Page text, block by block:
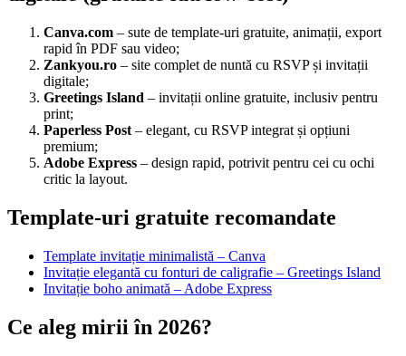
Simona Preda Event Planner
București
AKD Creatii
Canva.com – sute de template-uri gratuite, animații, export
rapid în PDF sau video;
Zankyou.ro – site complet de nuntă cu RSVP și invitații
digitale;
Greetings Island – invitații online gratuite, inclusiv pentru
print;
Paperless Post – elegant, cu RSVP integrat și opțiuni
premium;
Adobe Express – design rapid, potrivit pentru cei cu ochi
critic la layout.
Template-uri gratuite recomandate
Template invitație minimalistă – Canva
Invitație elegantă cu fonturi de caligrafie – Greetings Island
Invitație boho animată – Adobe Express
Ce aleg mirii în 2026?